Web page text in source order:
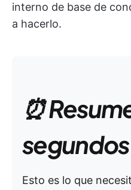
interno de base de
a hacerlo.
⏰
segundos
Esto es lo que